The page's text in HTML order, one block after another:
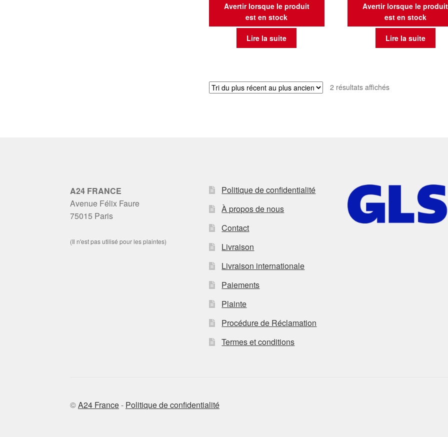
Avertir lorsque le produit
est en stock
Lire la suite
Avertir lorsque le produit
est en stock
Lire la suite
2 résultats affichésTrié
A24 FRANCE
Avenue Félix Faure
75015 Paris
(Il n'est pas utilisé pour les plaintes)
Politique de confidentialité
À propos de nous
Contact
Livraison
Livraison internationale
Paiements
Plainte
Procédure de Réclamation
Termes et conditions
©A24 France- Politique de confidentialité